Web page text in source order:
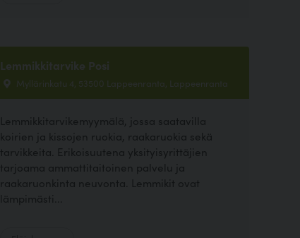
Lemmikkitarvike Posi
Myllärinkatu 4, 53500 Lappeenranta, Lappeenranta
Lemmikkitarvikemyymälä, jossa saatavilla
koirien ja kissojen ruokia, raakaruokia sekä
tarvikkeita. Erikoisuutena yksityisyrittäjien
tarjoama ammattitaitoinen palvelu ja
raakaruonkinta neuvonta. Lemmikit ovat
lämpimästi...